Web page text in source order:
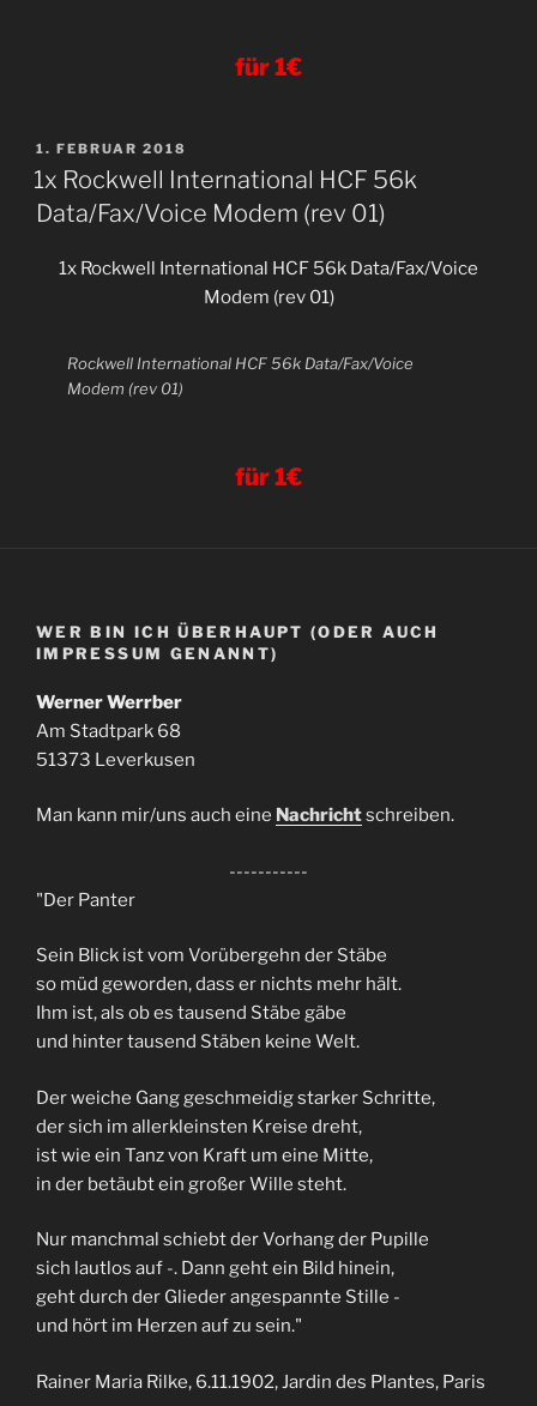
für 1€
VERÖFFENTLICHT
AM
1. FEBRUAR 2018
1x Rockwell International HCF 56k
Data/Fax/Voice Modem (rev 01)
1x Rockwell International HCF 56k Data/Fax/Voice
Modem (rev 01)
Rockwell International HCF 56k Data/Fax/Voice
Modem (rev 01)
für 1€
WER BIN ICH ÜBERHAUPT (ODER AUCH
IMPRESSUM GENANNT)
Werner Werrber
Am Stadtpark 68
51373 Leverkusen
Man kann mir/uns auch eine Nachrichtschreiben.
-----------
"Der Panter
Sein Blick ist vom Vorübergehn der Stäbe
so müd geworden, dass er nichts mehr hält.
Ihm ist, als ob es tausend Stäbe gäbe
und hinter tausend Stäben keine Welt.
Der weiche Gang geschmeidig starker Schritte,
der sich im allerkleinsten Kreise dreht,
ist wie ein Tanz von Kraft um eine Mitte,
in der betäubt ein großer Wille steht.
Nur manchmal schiebt der Vorhang der Pupille
sich lautlos auf -. Dann geht ein Bild hinein,
geht durch der Glieder angespannte Stille -
und hört im Herzen auf zu sein."
Rainer Maria Rilke, 6.11.1902, Jardin des Plantes, Paris